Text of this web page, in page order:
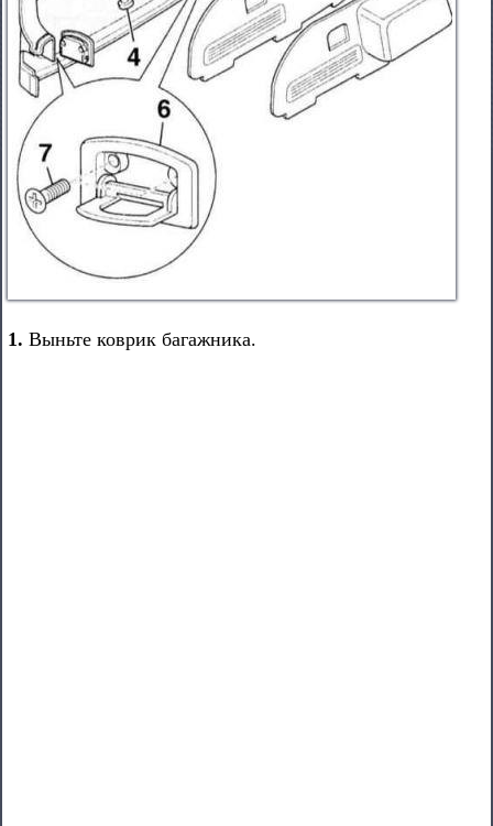
1. Выньте коврик багажника.